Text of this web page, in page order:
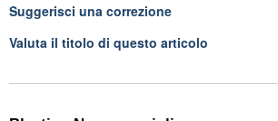
Suggerisci una correzione
Valuta il titolo di questo articolo